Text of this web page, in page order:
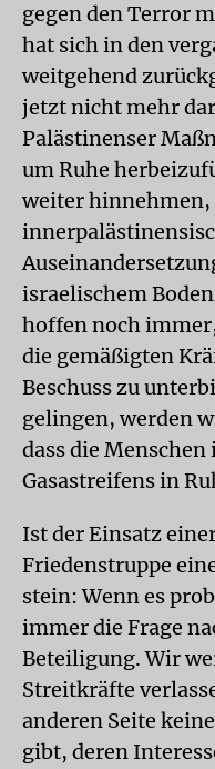
gegen den Terror
hat sich in den
weitgehend
jetzt nicht mehr
Palästinenser
um Ruhe
weiter hinnehmen,
israelischem
hoffen noch
die gemäßigten
Beschuss zu
gelingen, werden
dass die
Gasastreifens in
Ist der Einsatz
Friedenstruppe
stein: Wenn es
immer die Frage
Beteiligung. Wir
Streitkräfte
anderen Seite
gibt, deren